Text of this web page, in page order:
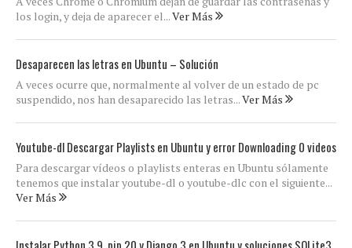
los login, y deja de aparecer el...Ver Más
Desaparecen las letras en Ubuntu – Solución
A veces ocurre que, normalmente al volver de un estado de pc
suspendido, nos han desaparecido las letras...Ver Más
Youtube-dl Descargar Playlists en Ubuntu y error Downloading 0 videos
Para descargar vídeos o playlists enteras en Ubuntu sólamente
tenemos que instalar youtube-dl o youtube-dlc con el siguiente...
Ver Más